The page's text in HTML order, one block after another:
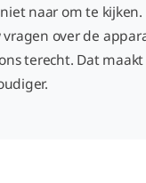
naar om te kijken.
vragen over de
terecht. Dat